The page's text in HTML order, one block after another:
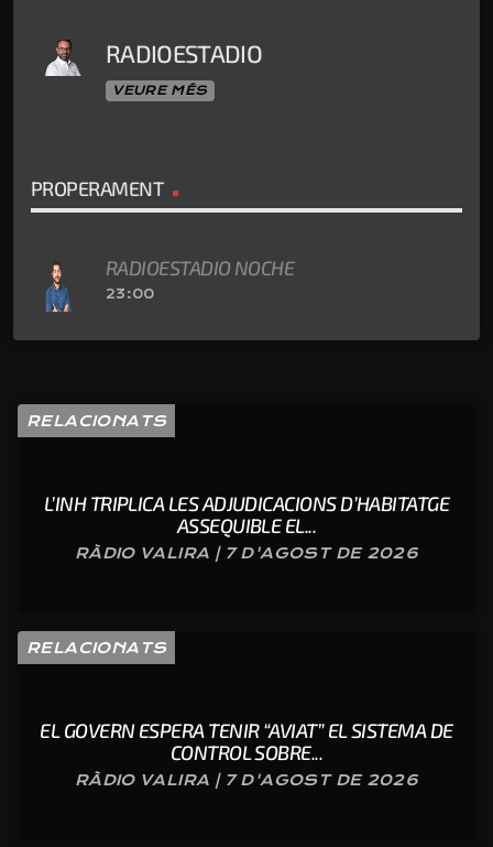
RADIOESTADIO
VEURE MÉS
PROPERAMENT
RADIOESTADIO NOCHE
23:00
RELACIONATS
L’INH TRIPLICA LES ADJUDICACIONS D’HABITATGE
ASSEQUIBLE EL...
RÀDIO VALIRA | 7 D'AGOST DE 2026
RELACIONATS
EL GOVERN ESPERA TENIR “AVIAT” EL SISTEMA DE
CONTROL SOBRE...
RÀDIO VALIRA | 7 D'AGOST DE 2026